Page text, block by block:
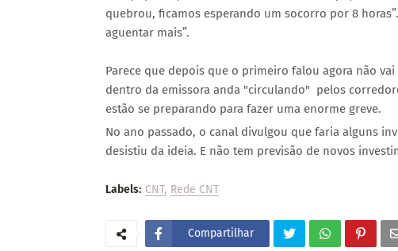
quebrou, ficamos esperando um socorro por 8
aguentar mais”.
Parece que depois que o primeiro falou agora não
dentro da emissora anda "circulando" pelos
estão se preparando para fazer uma enorme greve.
No ano passado, o canal divulgou que faria alguns
desistiu da ideia. E não tem previsão de novos
Labels: CNT Rede CNT
Compartilhar